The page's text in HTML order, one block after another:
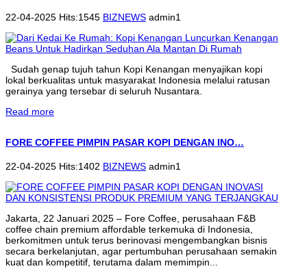
22-04-2025 Hits:1545 BIZNEWS admin1
Sudah genap tujuh tahun Kopi Kenangan menyajikan kopi
lokal berkualitas untuk masyarakat Indonesia melalui ratusan
gerainya yang tersebar di seluruh Nusantara.
Read more
FORE COFFEE PIMPIN PASAR KOPI DENGAN INO…
22-04-2025 Hits:1402 BIZNEWS admin1
Jakarta, 22 Januari 2025 – Fore Coffee, perusahaan F&B
coffee chain premium affordable terkemuka di Indonesia,
berkomitmen untuk terus berinovasi mengembangkan bisnis
secara berkelanjutan, agar pertumbuhan perusahaan semakin
kuat dan kompetitif, terutama dalam memimpin...